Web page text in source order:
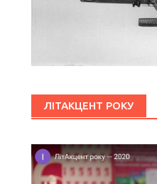
ЛІТАКЦЕНТ РОКУ